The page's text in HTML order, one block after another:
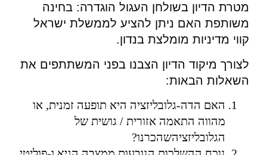
מטרת הדיון בשולחן העגול הוגדרה: בחינה
משותפת האם ניתן להציע לממשלת ישראל
קווי מדיניות מומלצת בנדון.
לצורך מיקוד הדיון הצבנו בפני המשתתפים את
השאלות הבאות:
האם הדה-גלובליזציה היא תופעה זמנית, או
מהווה התאמה אזורית / גושית של
הגלובליזציהשהכרנו?